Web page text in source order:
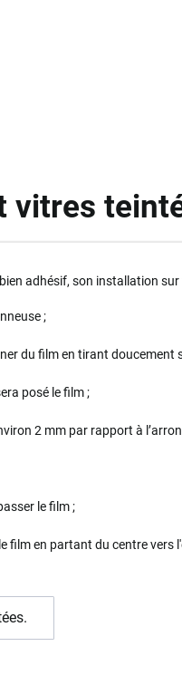
vitres
adhésif, son installation
;
du film en tirant doucement
posé le film ;
2 mm par rapport à
le film ;
film en partant du centre vers